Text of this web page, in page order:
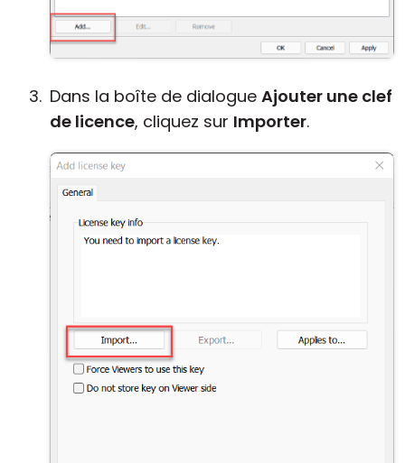
Dans la boîte de dialogue Ajouter une clef
de licence, cliquez sur Importer.